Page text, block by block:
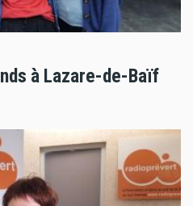
à Lazare-de-Baïf